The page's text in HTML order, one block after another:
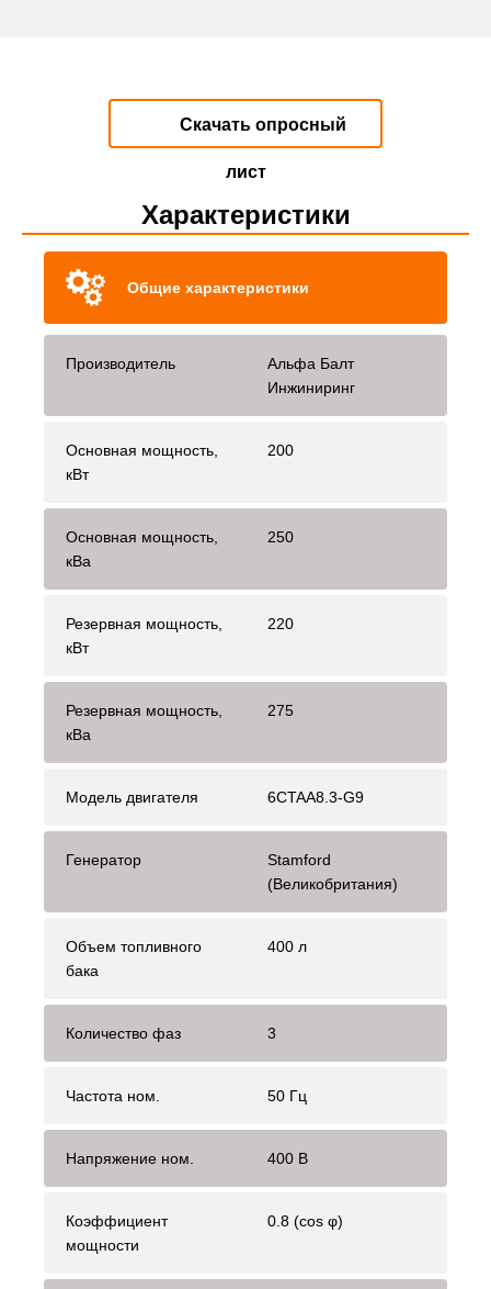
Скачать опросный
лист
Характеристики
Общие характеристики
Производитель
Альфа Балт
Инжиниринг
Основная мощность,
кВт
200
Основная мощность,
кВа
250
Резервная мощность,
кВт
220
Резервная мощность,
кВа
275
Модель двигателя 6CTAA8.3-G9
Генератор
Stamford
(Великобритания)
Объем топливного
бака
400 л
Количество фаз 3
Частота ном. 50 Гц
Напряжение ном. 400 В
Коэффициент
мощности
0.8 (cos φ)